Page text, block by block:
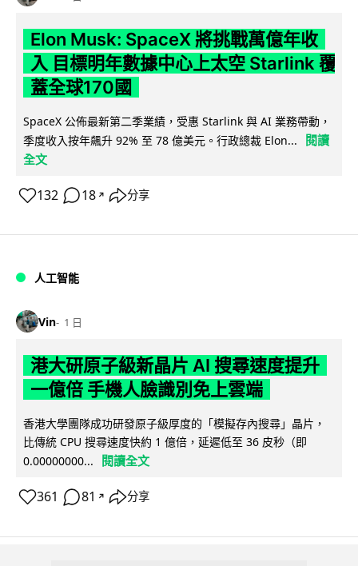
Elon Musk: SpaceX 將挑戰萬億年收
入 目標明年數據中心上太空 Starlink 覆
蓋全球170國
SpaceX 公佈最新第二季業績，受惠 Starlink 與 AI 業務帶動，
季度收入按年飆升 92% 至 78 億美元。行政總裁 Elon...
閱讀
全文
132 18 ↗ 分享
人工智能
Vin 1 日
港大研原子級新晶片 AI 搜尋速度提升
一億倍 手機人臉識別免上雲端
香港大學團隊成功研發原子級厚度的「模擬存內搜尋」晶片，
比傳統 CPU 搜尋速度快約 1 億倍，延遲低至 36 皮秒（即
0.00000000...
閱讀全文
361 81 ↗ 分享